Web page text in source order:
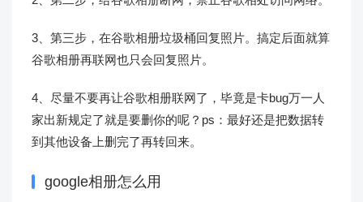
3、第三步，在谷歌相册垃圾桶回复照片。搞定后面就算
谷歌相册再联网也只会回复照片。
4、尽量不要再让谷歌相册联网了，毕竟是卡bug万一人
家出新规定了就是要删你的呢？ps：最好还是把数据转
到其他设备上删完了再转回来。
google相册怎么用